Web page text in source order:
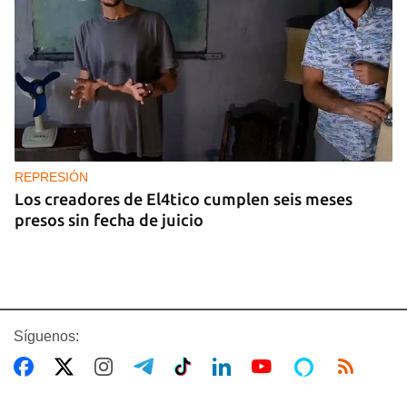
REPRESIÓN
Los creadores de El4tico cumplen seis meses
presos sin fecha de juicio
Síguenos: